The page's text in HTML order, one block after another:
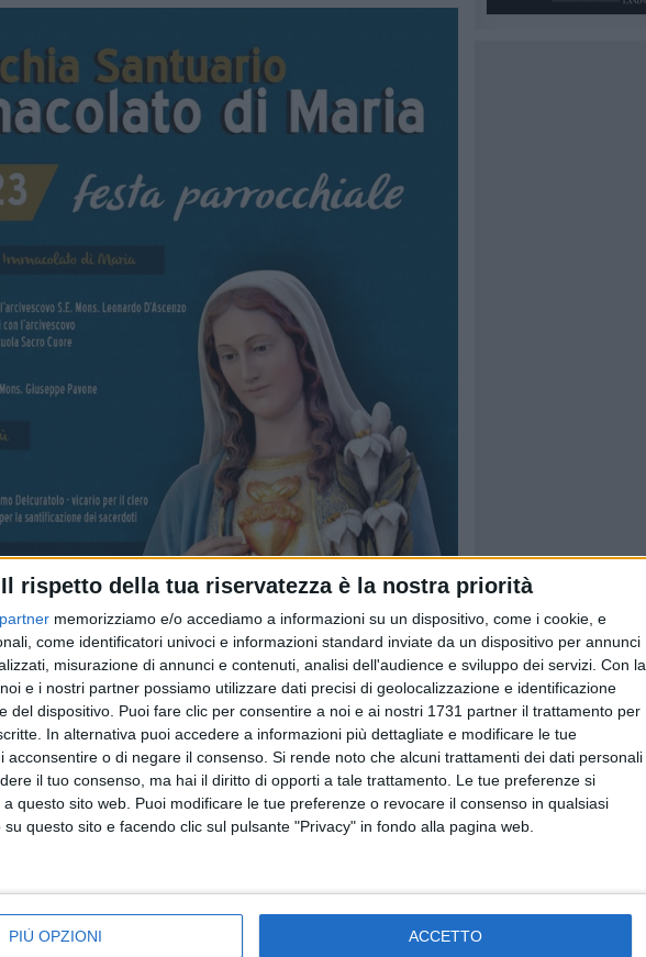
Il rispetto della tua riservatezza è la nostra priorità
partner memorizziamo e/o accediamo a informazioni su un dispositivo, come i cookie, e
come identificatori univoci e informazioni standard inviate da un dispositivo per annunci
misurazione di annunci e contenuti, analisi dell'audience e sviluppo dei servizi. Con la
e i nostri partner possiamo utilizzare dati precisi di geolocalizzazione e identificazione
del dispositivo. Puoi fare clic per consentire a noi e ai nostri 1731 partner il trattamento per
In alternativa puoi accedere a informazioni più dettagliate e modificare le tue
acconsentire o di negare il consenso. Si rende noto che alcuni trattamenti dei dati personali
il tuo consenso, ma hai il diritto di opporti a tale trattamento. Le tue preferenze si
questo sito web. Puoi modificare le tue preferenze o revocare il consenso in qualsiasi
questo sito e facendo clic sul pulsante "Privacy" in fondo alla pagina web.
PIÙ OPZIONI ACCETTO